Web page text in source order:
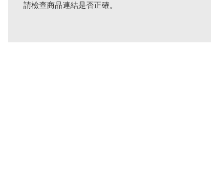
請檢查商品連結是否正確。